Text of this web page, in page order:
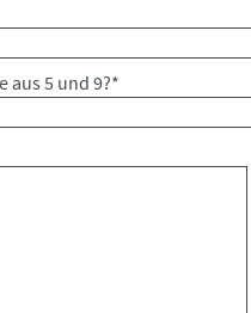
aus 5 und 9?*